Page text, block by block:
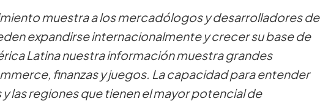
muestra a los mercadólogos y desarrolladores de
expandirse internacionalmente y crecer su base de
Latina nuestra información muestra grandes
finanzas y juegos. La capacidad para entender
las regiones que tienen el mayor potencial de